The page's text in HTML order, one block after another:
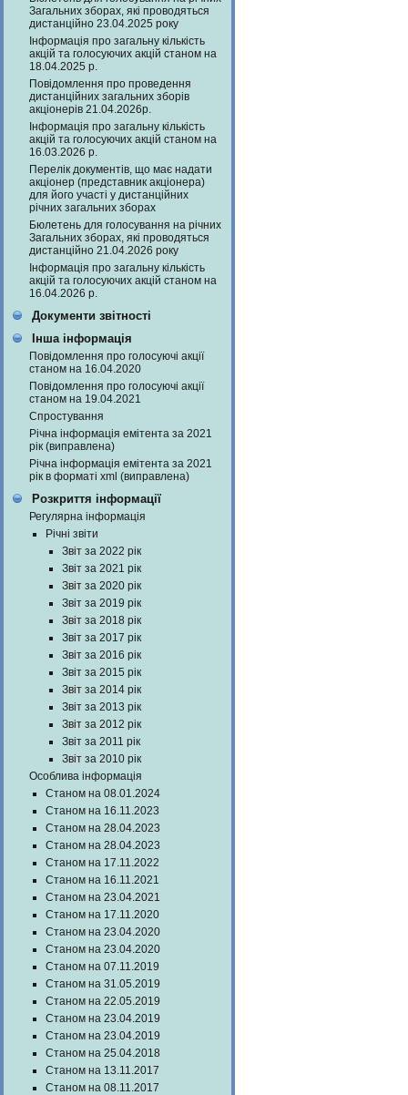
Загальних зборах, які проводяться
дистанційно 23.04.2025 року
Інформація про загальну кількість
акцій та голосуючих акцій станом на
18.04.2025 р.
Повідомлення про проведення
дистанційних загальних зборів
акціонерів 21.04.2026р.
Інформація про загальну кількість
акцій та голосуючих акцій станом на
16.03.2026 р.
Перелік документів, що має надати
акціонер (представник акціонера)
для його участі у дистанційних
річних загальних зборах
Бюлетень для голосування на річних
Загальних зборах, які проводяться
дистанційно 21.04.2026 року
Інформація про загальну кількість
акцій та голосуючих акцій станом на
16.04.2026 р.
Документи звітності
Інша інформація
Повідомлення про голосуючі акції
станом на 16.04.2020
Повідомлення про голосуючі акції
станом на 19.04.2021
Спростування
Річна інформація емітента за 2021
рік (виправлена)
Річна інформація емітента за 2021
рік в форматі xml (виправлена)
Розкриття інформації
Регулярна інформація
Річні звіти
Звіт за 2022 рік
Звіт за 2021 рік
Звіт за 2020 рік
Звіт за 2019 рік
Звіт за 2018 рік
Звіт за 2017 рік
Звіт за 2016 рік
Звіт за 2015 рік
Звіт за 2014 рік
Звіт за 2013 рік
Звіт за 2012 рік
Звіт за 2011 рік
Звіт за 2010 рік
Особлива інформація
Станом на 08.01.2024
Станом на 16.11.2023
Станом на 28.04.2023
Станом на 28.04.2023
Станом на 17.11.2022
Станом на 16.11.2021
Станом на 23.04.2021
Станом на 17.11.2020
Станом на 23.04.2020
Станом на 23.04.2020
Станом на 07.11.2019
Станом на 31.05.2019
Станом на 22.05.2019
Станом на 23.04.2019
Станом на 23.04.2019
Станом на 25.04.2018
Станом на 13.11.2017
Станом на 08.11.2017